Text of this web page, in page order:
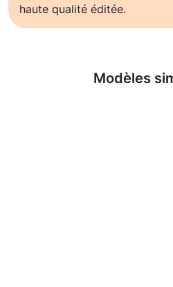
haute qualité éditée.
Modèles
En savoir